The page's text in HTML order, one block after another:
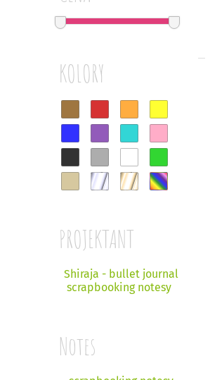
KOLORY
PROJEKTANT
Shiraja - bullet journal
scrapbooking notesy
Notes